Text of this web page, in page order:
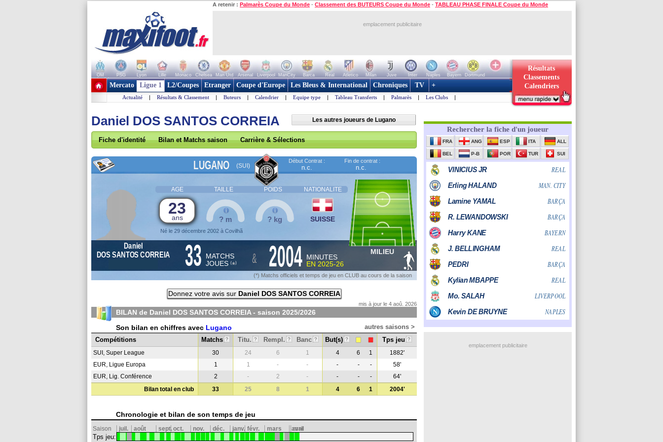
A retenir : Palmarès Coupe du Monde - Classement des BUTEURS Coupe du Monde - TABLEAU PHASE FINALE Coupe du Monde
emplacement publicitaire
OM PSG Lyon Lille Monaco Chelsea Man Utd Arsenal Liverpool ManCity Barca Real Atletico Milan Juve Inter Naples Bayern
Dortmund
+ de clubs
Résultats
Classements
Calendriers
Mercato Ligue 1 L2/Coupes Etranger Coupe d'Europe Les Bleus & International Chroniques TV +
Actualité | Résultats & Classement | Buteurs | Calendrier | Equipe type | Tableau Transferts | Palmarès | Les Clubs |
Daniel DOS SANTOS CORREIA Les autres joueurs de Lugano
Fiche d'identité Bilan et Matchs saison Carrière & Sélections
LUGANO (SUI)
Début Contrat :
n.c.
Fin de contrat :
n.c.
AGE TAILLE POIDS NATIONALITE
23
ans
Né le 29 décembre 2002 à Covilhã
? m ? kg SUISSE
Daniel
DOS SANTOS CORREIA
33 MATCHS
JOUES (*) & 2004 MINUTES
EN 2025-26
MILIEU
(*) Matchs officiels et temps de jeu en CLUB au cours de la saison
Donnez votre avis sur Daniel DOS SANTOS CORREIA
mis à jour le 4 aoû. 2026
BILAN de Daniel DOS SANTOS CORREIA - saison 2025/2026
Son bilan en chiffres avec Lugano
autres saisons >
Compétitions
Matchs ? Titu. ? Rempl. ? Banc ? But(s) ? Tps jeu ?
SUI, Super League 30 24 6 1 4 6 1
1882'
EUR, Ligue Europa
1 1 - - - - -
58'
EUR, Lig. Conférence
2 - 2 - - - -
64'
Bilan total en club
33 25 8 1 4 6 1 2004'
Chronologie et bilan de son temps de jeu
Saison juil. août sept.oct. nov. déc. janv. févr. mars avril
mai
Tps jeu:
emplacement publicitaire